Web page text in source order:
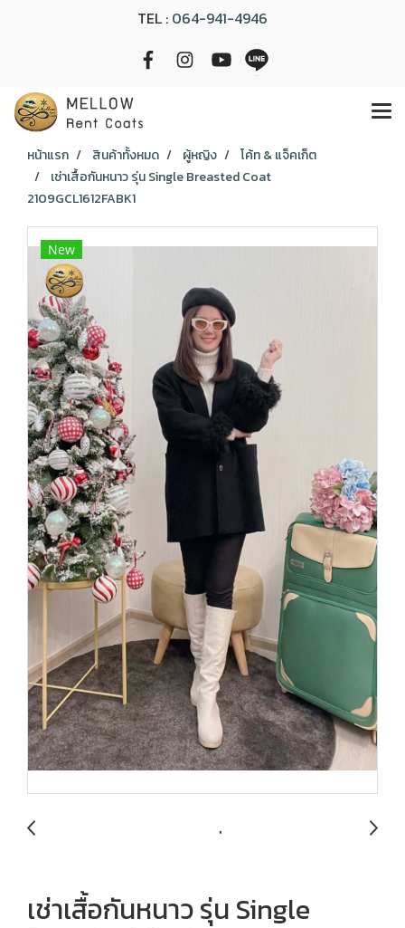
TEL : 064-941-4946
หน้าแรก สินค้าทั้งหมด ผู้หญิง
โค้ท & แจ็คเก็ต
เช่าเสื้อกันหนาว รุ่น Single Breasted Coat
2109GCL1612FABK1
New
เช่าเสื้อกันหนาว รุ่น Single